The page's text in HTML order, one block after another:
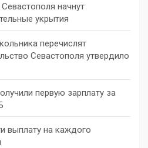
начнут
укрытия
перечислят
Севастополя утвердило
первую зарплату за
выплату на каждого